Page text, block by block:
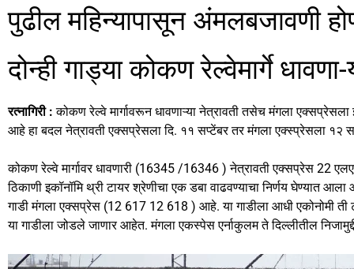
c
e
b
o
o
st
d
o
n
ai ar
पुढील महिन्यापासून अंमलबजावणी
दोन्ही गाड्या कोकण रेल्वेमार्गे धावणा-
रत्नागिरी :कोकण रेल्वे मार्गावरून धावणाऱ्या नेत्रावती तसेच मंगला
आहे हा बदल नेत्रावती एक्सप्रेसला दि. ११ सप्टेंबर तर मंगला एक्स्प्रेसला १२
कोकण रेल्वे मार्गावर धावणारी (16345 /16346 ) नेत्रावती एक्सप्रेस 22
ठिकाणी इकॉनॉमि थ्री टायर श्रेणीचा एक डबा वाढवण्याचा निर्णय घेण्यात
गाडी मंगला एक्सप्रेस (12 617 12 618 ) आहे. या गाडीला आधी एकोनोमी ती
या गाडीला जोडले जाणार आहेत. मंगला एकस्पेस एर्नाकुलम ते दिल्लीतील